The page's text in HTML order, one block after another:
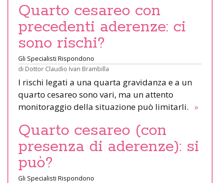
Quarto cesareo con
precedenti aderenze: ci
sono rischi?
Gli Specialisti Rispondono
di Dottor Claudio Ivan Brambilla
I rischi legati a una quarta gravidanza e a un
quarto cesareo sono vari, ma un attento
monitoraggio della situazione può limitarli. »
Quarto cesareo (con
presenza di aderenze): si
può?
Gli Specialisti Rispondono